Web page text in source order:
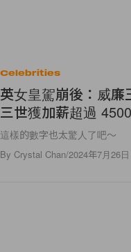
Celebrities
英女皇駕崩後：威
三世獲加薪超過
這樣的數字也太驚人了吧～
By Crystal Chan/2024年7月26日